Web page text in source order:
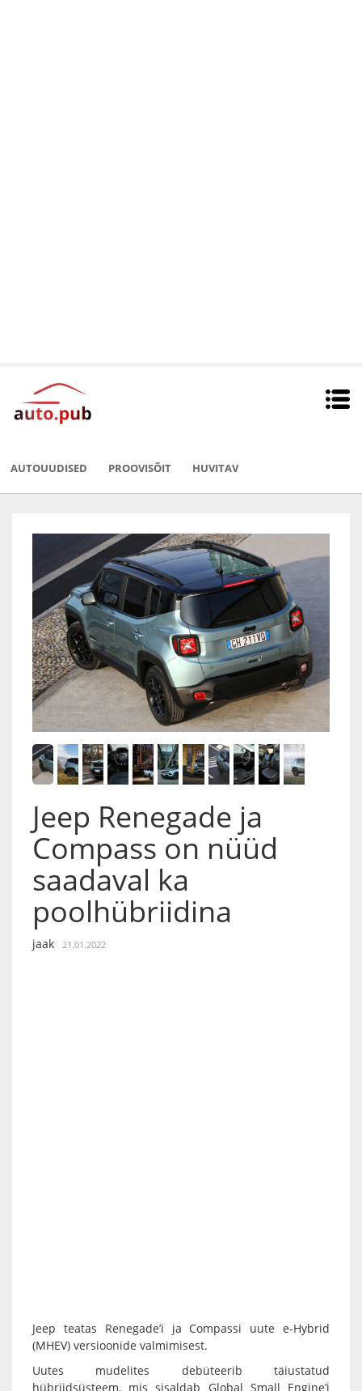
AUTOUUDISED PROOVISÕIT HUVITAV
Jeep Renegade ja
Compass on nüüd
saadaval ka
poolhübriidina
jaak 21.01.2022
Jeep teatas Renegade’i ja Compassi uute e-Hybrid
(MHEV) versioonide valmimisest.
Uutes mudelites debüteerib täiustatud
hübriidsüsteem, mis sisaldab Global Small Engine’i